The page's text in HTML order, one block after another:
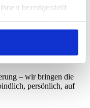
bereitgestellt
Kontroll∞raum.
– wir bringen die
persönlich, auf